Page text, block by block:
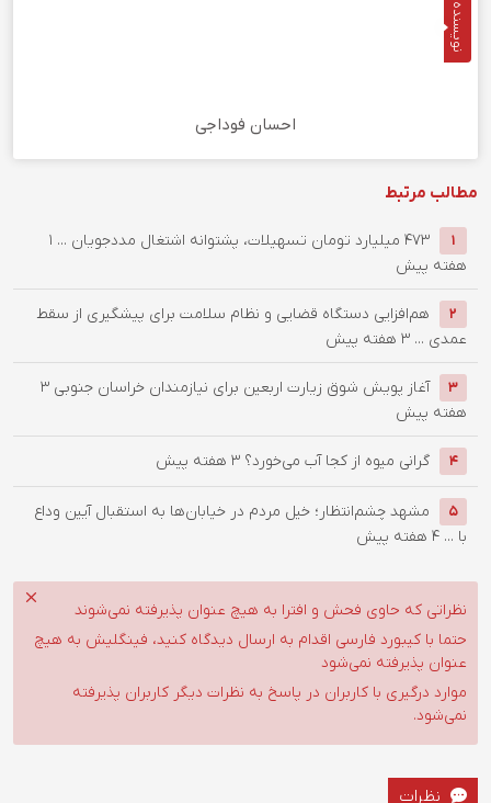
نویسنده
احسان فوداجی
مطالب مرتبط
1 ۴۷۳ میلیارد تومان تسهیلات، پشتوانه اشتغال مددجویان ...
1
هفته پیش
2
هم‌افزایی دستگاه قضایی و نظام سلامت برای پیشگیری از سقط
عمدی ... 3 هفته پیش
3 آغاز پویش شوق زیارت اربعین برای نیازمندان خراسان جنوبی 3
هفته پیش
4 گرانی میوه از کجا آب می‌خورد؟ 3 هفته پیش
5
مشهد چشم‌انتظار؛ خیل مردم در خیابان‌ها به استقبال آیین وداع
با ... 4 هفته پیش
نظراتی که حاوی فحش و افترا به هیچ عنوان پذیرفته نمی‌شوند
حتما با کیبورد فارسی اقدام به ارسال دیدگاه کنید، فینگلیش به هیچ
عنوان پذیرفته نمی‌شود
موارد درگیری با کاربران در پاسخ به نظرات دیگر کاربران پذیرفته
نمی‌شود.
نظرات